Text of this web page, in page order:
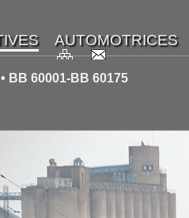
• BB 60001-BB 60175